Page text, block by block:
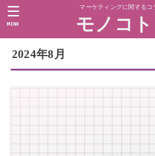
マーケティングに関するコ
モノコ
MENU
2024年8月